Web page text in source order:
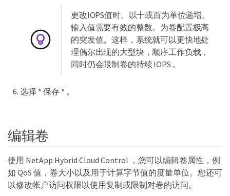
更改IOPS值时、以十或百为单位递增。
输入值需要有效的整数。为卷配置极高
的突发值。这样，系统就可以更快地处
理偶尔出现的大型块，顺序工作负载，
同时仍会限制卷的持续 IOPS 。
选择 * 保存 * 。
编辑卷
使用 NetApp Hybrid Cloud Control ，您可以编辑卷属性，例
如 QoS 值，卷大小以及用于计算字节值的度量单位。您还可
以修改帐户访问权限以使用复制或限制对卷的访问。